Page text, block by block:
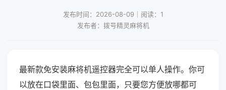
发布时间：2026-08-09｜阅读：1
发布者：拨号精灵麻将机
最新款免安装麻将机遥控器完全可以单人操作。你可
以放在口袋里面、包包里面，只要您方便放哪都可